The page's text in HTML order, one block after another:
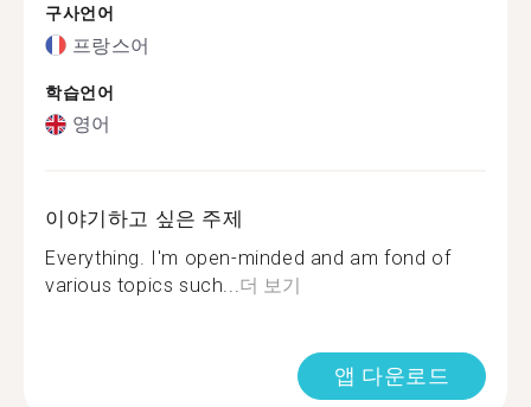
구사언어
프랑스어
학습언어
영어
이야기하고 싶은 주제
Everything. I'm open-minded and am fond of
various topics such...더 보기
앱 다운로드